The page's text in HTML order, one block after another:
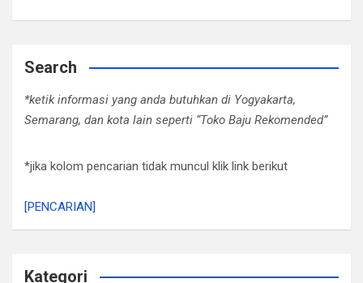
Search
*ketik informasi yang anda butuhkan di Yogyakarta,
Semarang, dan kota lain seperti “Toko Baju Rekomended”
*jika kolom pencarian tidak muncul klik link berikut
[PENCARIAN]
Kategori